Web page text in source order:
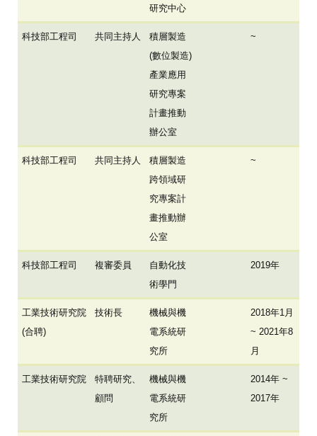
研究中心
科技部工程司 共同主持人
積層製造
(數位製造)
產業應用
研究專案
計畫推動
辦公室
~
科技部工程司 共同主持人
積層製造
跨領域研
究專案計
畫推動辦
公室
~
科技部工程司 複審委員
自動化技
術學門
2019年
工業技術研究院
(合聘)
技術長
機械與機
電系統研
究所
2018年1月
~ 2021年8
月
工業技術研究院
特聘研究、
顧問
機械與機
電系統研
究所
2014年 ~
2017年